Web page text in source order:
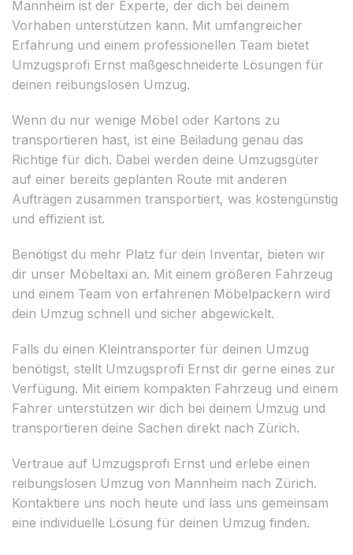
Mannheim ist der Experte, der dich bei deinem
Vorhaben unterstützen kann. Mit umfangreicher
Erfahrung und einem professionellen Team bietet
Umzugsprofi Ernst maßgeschneiderte Lösungen für
deinen reibungslosen Umzug.
Wenn du nur wenige Möbel oder Kartons zu
transportieren hast, ist eine Beiladung genau das
Richtige für dich. Dabei werden deine Umzugsgüter
auf einer bereits geplanten Route mit anderen
Aufträgen zusammen transportiert, was kostengünstig
und effizient ist.
Benötigst du mehr Platz für dein Inventar, bieten wir
dir unser Möbeltaxi an. Mit einem größeren Fahrzeug
und einem Team von erfahrenen Möbelpackern wird
dein Umzug schnell und sicher abgewickelt.
Falls du einen Kleintransporter für deinen Umzug
benötigst, stellt Umzugsprofi Ernst dir gerne eines zur
Verfügung. Mit einem kompakten Fahrzeug und einem
Fahrer unterstützen wir dich bei deinem Umzug und
transportieren deine Sachen direkt nach Zürich.
Vertraue auf Umzugsprofi Ernst und erlebe einen
reibungslosen Umzug von Mannheim nach Zürich.
Kontaktiere uns noch heute und lass uns gemeinsam
eine individuelle Lösung für deinen Umzug finden.